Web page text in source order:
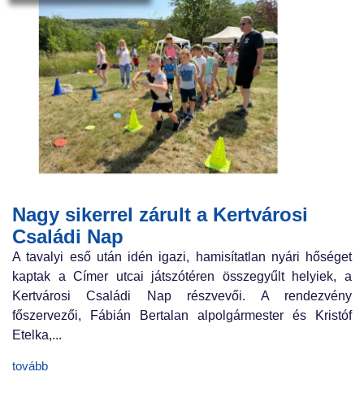
Nagy sikerrel zárult a Kertvárosi
Családi Nap
A tavalyi eső után idén igazi, hamisítatlan nyári hőséget
kaptak a Címer utcai játszótéren összegyűlt helyiek, a
Kertvárosi Családi Nap részvevői. A rendezvény
főszervezői, Fábián Bertalan alpolgármester és Kristóf
Etelka,...
tovább